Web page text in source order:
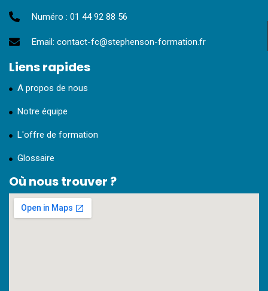
Numéro : 01 44 92 88 56
Email: contact-fc@stephenson-formation.fr
Liens rapides
A propos de nous
Notre équipe
L'offre de formation
Glossaire
Où nous trouver ?